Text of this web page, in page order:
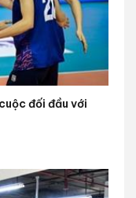
đối đầu với